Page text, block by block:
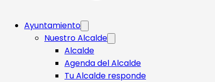
Ayuntamiento
Nuestro Alcalde
Alcalde
Agenda del Alcalde
Tu Alcalde responde​